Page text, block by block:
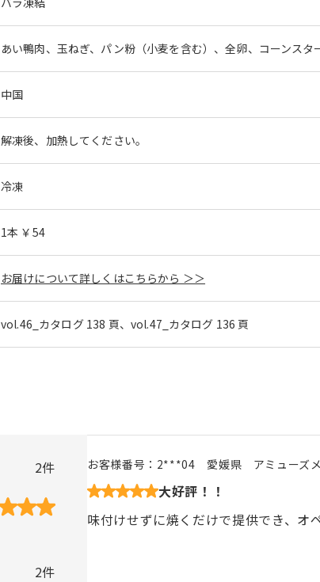
あい鴨肉、玉ねぎ、パン粉（小麦を含む）、全卵、コーンス
中国
解凍後、加熱してください。
冷凍
1本 ￥54
お届けについて詳しくはこちらから ＞＞
vol.46_カタログ 138 頁、vol.47_カタログ 136 頁
2件
2件
お客様番号： 2***04 愛媛県 アミューズ
大好評！！
味付けせずに焼くだけで提供でき、オ